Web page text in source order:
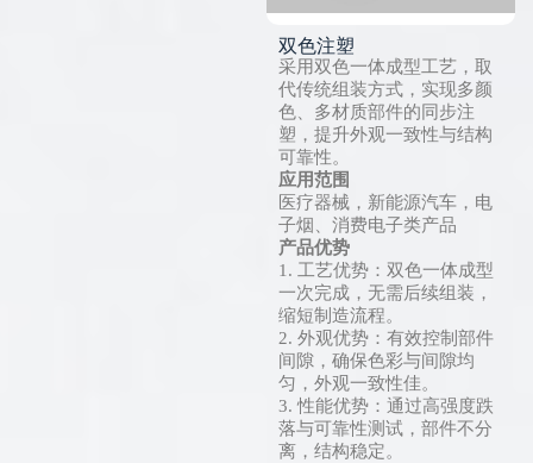
双色注塑
采用双色一体成型工艺，取
代传统组装方式，实现多颜
色、多材质部件的同步注
塑，提升外观一致性与结构
可靠性。
应用范围
医疗器械，新能源汽车，电
子烟、消费电子类产品
产品优势
1. 工艺优势：双色一体成型
一次完成，无需后续组装，
缩短制造流程。
2. 外观优势：有效控制部件
间隙，确保色彩与间隙均
匀，外观一致性佳。
3. 性能优势：通过高强度跌
落与可靠性测试，部件不分
离，结构稳定。